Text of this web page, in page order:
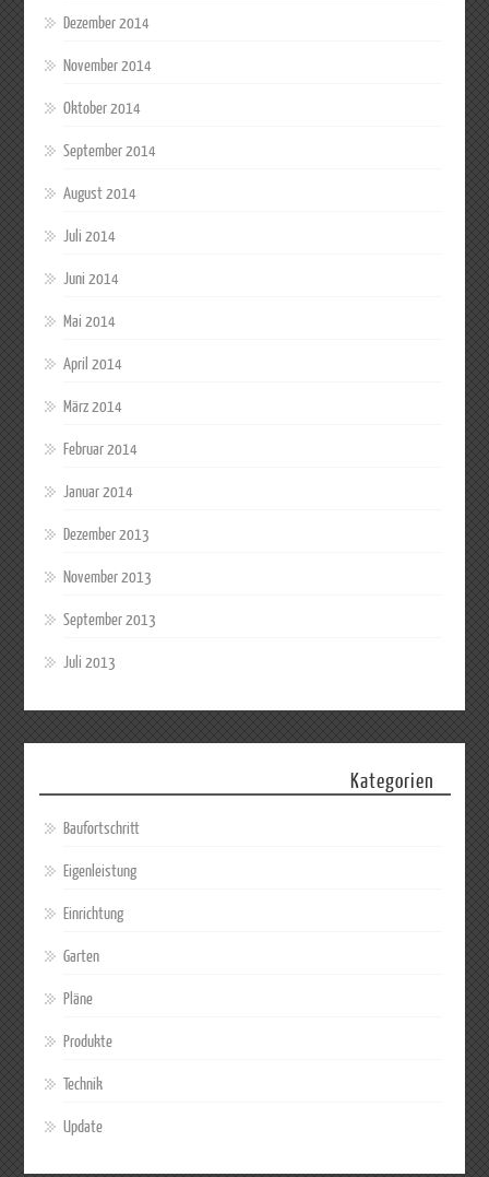
Dezember 2014
November 2014
Oktober 2014
September 2014
August 2014
Juli 2014
Juni 2014
Mai 2014
April 2014
März 2014
Februar 2014
Januar 2014
Dezember 2013
November 2013
September 2013
Juli 2013
Kategorien
Baufortschritt
Eigenleistung
Einrichtung
Garten
Pläne
Produkte
Technik
Update